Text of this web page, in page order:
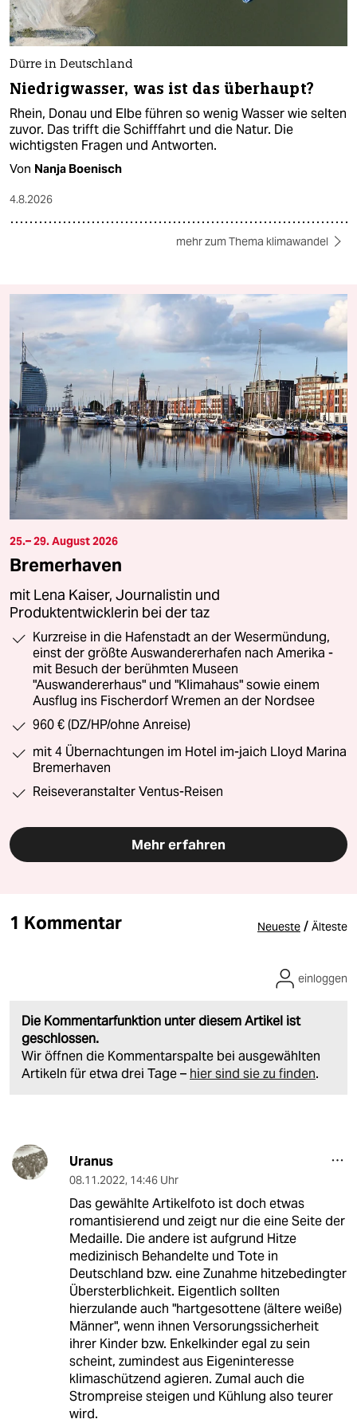
Dürre in Deutschland
Niedrigwasser, was ist das überhaupt?
Rhein, Donau und Elbe führen so wenig Wasser wie selten
zuvor. Das trifft die Schifffahrt und die Natur. Die
wichtigsten Fragen und Antworten.
Von Nanja Boenisch
4.8.2026
mehr zum Thema klimawandel
25.– 29. August 2026
Bremerhaven
mit Lena Kaiser, Journalistin und
Produktentwicklerin bei der taz
Kurzreise in die Hafenstadt an der Wesermündung,
einst der größte Auswandererhafen nach Amerika -
mit Besuch der berühmten Museen
"Auswandererhaus" und "Klimahaus" sowie einem
Ausflug ins Fischerdorf Wremen an der Nordsee
960 € (DZ/HP/ohne Anreise)
mit 4 Übernachtungen im Hotel im-jaich Lloyd Marina
Bremerhaven
Reiseveranstalter Ventus-Reisen
Mehr erfahren
1 Kommentar Neueste / Älteste
Die Kommentarfunktion unter diesem Artikel ist
geschlossen.
Wir öffnen die Kommentarspalte bei ausgewählten
Artikeln für etwa drei Tage – hier sind sie zu finden.
einloggen
Uranus
08.11.2022, 14:46 Uhr
Das gewählte Artikelfoto ist doch etwas
romantisierend und zeigt nur die eine Seite der
Medaille. Die andere ist aufgrund Hitze
medizinisch Behandelte und Tote in
Deutschland bzw. eine Zunahme hitzebedingter
Übersterblichkeit. Eigentlich sollten
hierzulande auch "hartgesottene (ältere weiße)
Männer", wenn ihnen Versorungssicherheit
ihrer Kinder bzw. Enkelkinder egal zu sein
scheint, zumindest aus Eigeninteresse
klimaschützend agieren. Zumal auch die
Strompreise steigen und Kühlung also teurer
wird.